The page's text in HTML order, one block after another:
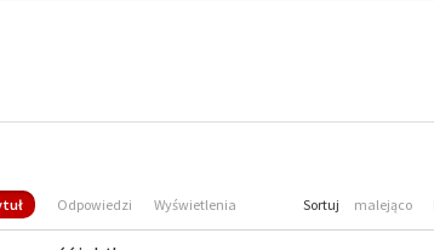
Odpowiedzi Wyświetlenia Sortuj malejąco